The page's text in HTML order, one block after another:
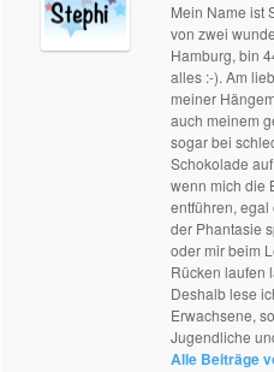
Mein Name ist
von zwei
Hamburg, bin
alles :-). Am
meiner
auch meinem
sogar bei
Schokolade
wenn mich die
entführen, egal
der Phantasie
oder mir beim
Rücken laufen
Deshalb lese
Erwachsene,
Jugendliche
Alle Beiträge